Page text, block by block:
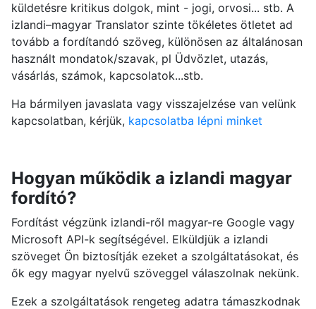
küldetésre kritikus dolgok, mint - jogi, orvosi... stb. A
izlandi–magyar Translator szinte tökéletes ötletet ad
tovább a fordítandó szöveg, különösen az általánosan
használt mondatok/szavak, pl Üdvözlet, utazás,
vásárlás, számok, kapcsolatok...stb.
Ha bármilyen javaslata vagy visszajelzése van velünk
kapcsolatban, kérjük, kapcsolatba lépni minket
Hogyan működik a izlandi magyar
fordító?
Fordítást végzünk izlandi-ről magyar-re Google vagy
Microsoft API-k segítségével. Elküldjük a izlandi
szöveget Ön biztosítják ezeket a szolgáltatásokat, és
ők egy magyar nyelvű szöveggel válaszolnak nekünk.
Ezek a szolgáltatások rengeteg adatra támaszkodnak